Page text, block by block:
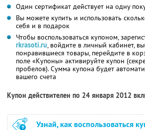
Один сертификат действует на одну
Вы можете купить и использовать
себя и в подарок
Чтобы воспользоваться купоном,
rkrasoti.ru, войдите в личный кабинет,
понравившиеся товары, перейдите в
поле «Купоны» активируйте купон
пробелов). Сумма купона будет
вашего счета
Купон действителен по 24 января 2012
Узнай, как воспользоваться